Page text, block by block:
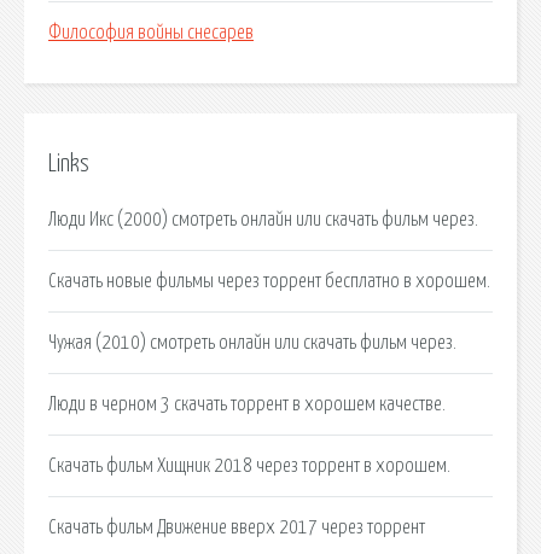
Философия войны снесарев
Links
Люди Икс (2000) смотреть онлайн или скачать фильм через.
Скачать новые фильмы через торрент бесплатно в хорошем.
Чужая (2010) смотреть онлайн или скачать фильм через.
Люди в черном 3 скачать торрент в хорошем качестве.
Скачать фильм Хищник 2018 через торрент в хорошем.
Скачать фильм Движение вверх 2017 через торрент